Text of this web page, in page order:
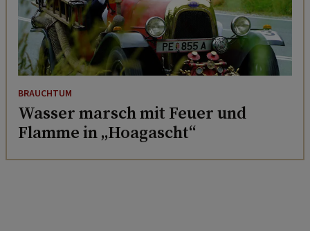
BRAUCHTUM
Wasser marsch mit Feuer und
Flamme in „Hoagascht“